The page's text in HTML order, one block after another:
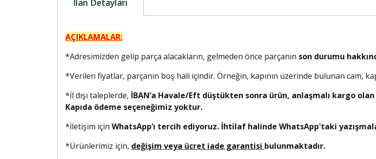
AÇIKLAMALAR:
*Adresimizden gelip parça alacakların, gelmeden önce parçanın son durumu
*Verilen fiyatlar, parçanın boş hali içindir. Örneğin, kapının üzerinde bulunan cam,
*İl dışı taleplerde, İBAN’a Havale/Eft düştükten sonra ürün, anlaşmalı kargo olan
Kapıda ödeme seçeneğimiz yoktur.
*İletişim için WhatsApp’ı tercih ediyoruz. İhtilaf halinde WhatsApp'taki
*Ürünlerimiz için, değişim veya ücret iade garantisi bulunmaktadır.